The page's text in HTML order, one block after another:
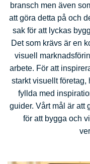
bransch men även
att göra detta på och
sak för att lyckas
Det som krävs är en
visuell
arbete. För att
starkt visuellt företag,
fyllda med
guider. Vårt mål är att
för att bygga och